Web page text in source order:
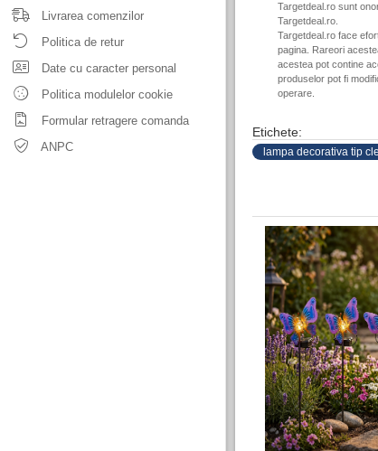
Livrarea comenzilor
Politica de retur
Date cu caracter personal
Politica modulelor cookie
Formular retragere comanda
ANPC
Targetdeal.ro sunt
Targetdeal.ro.
Targetdeal.ro face
pagina. Rareori
acestea pot contine
produselor pot fi
operare.
Etichete:
lampa decorativa tip